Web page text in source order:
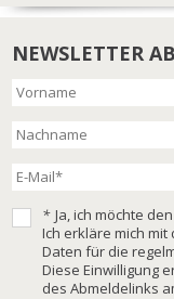
NEWSLETTER
* Ja, ich möchte
Ich erkläre mich
Daten für die
Diese Einwilligung
des Abmeldelinks